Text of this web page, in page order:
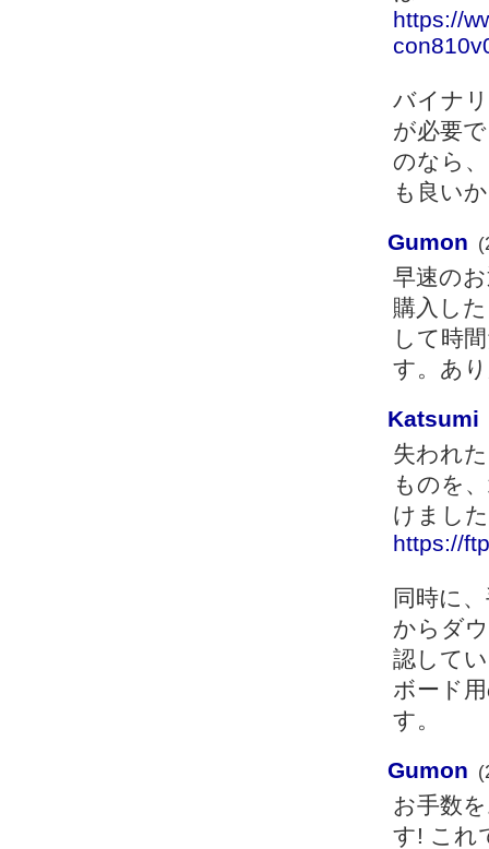
https://
バイナ
が必要
のなら
も良い
Gumon
早速の
購入し
して時
す。あ
Katsumi
失われ
ものを
けまし
https://
同時に
からダ
認して
ボード
す。
Gumon
お手数
す! これ